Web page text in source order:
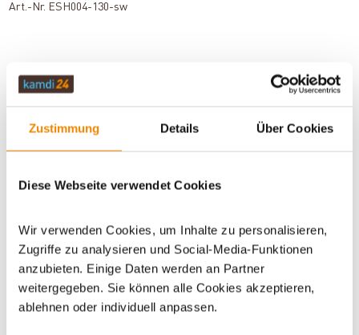
Zustimmung Details Über Cookies
Diese Webseite verwendet Cookies
Wir verwenden Cookies, um Inhalte zu personalisieren,
Zugriffe zu analysieren und Social-Media-Funktionen
anzubieten. Einige Daten werden an Partner
weitergegeben. Sie können alle Cookies akzeptieren,
ablehnen oder individuell anpassen.
Art.-Nr. ESH004-130-sw
BESCHREIBUNG
TECHNISCHE DATEN
WICHTIGE INFOS